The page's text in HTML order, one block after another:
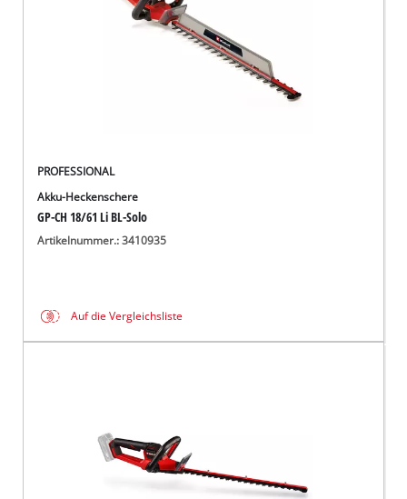
PROFESSIONAL
Akku-Heckenschere
GP-CH 18/61 Li BL-Solo
Artikelnummer.: 3410935
Auf die Vergleichsliste